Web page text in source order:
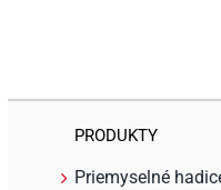
PRODUKTY
Priemyselné